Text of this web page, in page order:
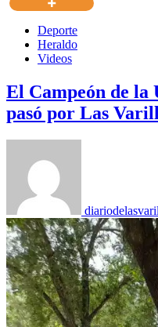
Deporte
Heraldo
Videos
El Campeón de
pasó por Las